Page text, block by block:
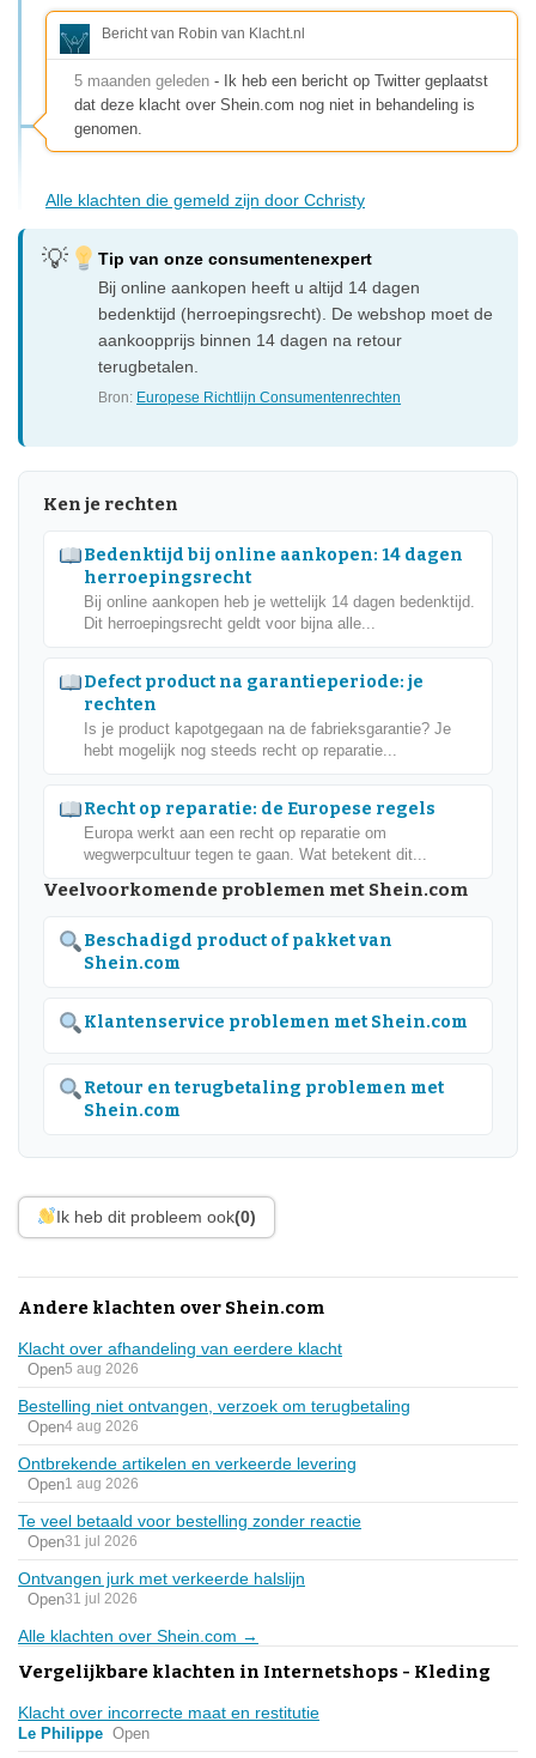
Bericht van Robin van Klacht.nl
5 maanden geleden - Ik heb een bericht op Twitter geplaatst
dat deze klacht over Shein.com nog niet in behandeling is
genomen.
Alle klachten die gemeld zijn door Cchristy
Tip van onze consumentenexpert
Bij online aankopen heeft u altijd 14 dagen
bedenktijd (herroepingsrecht). De webshop moet de
aankoopprijs binnen 14 dagen na retour
terugbetalen.
Bron: Europese Richtlijn Consumentenrechten
Ken je rechten
Bedenktijd bij online aankopen: 14 dagen
herroepingsrecht
Bij online aankopen heb je wettelijk 14 dagen bedenktijd.
Dit herroepingsrecht geldt voor bijna alle...
Defect product na garantieperiode: je
rechten
Is je product kapotgegaan na de fabrieksgarantie? Je
hebt mogelijk nog steeds recht op reparatie...
Recht op reparatie: de Europese regels
Europa werkt aan een recht op reparatie om
wegwerpcultuur tegen te gaan. Wat betekent dit...
Veelvoorkomende problemen met Shein.com
Beschadigd product of pakket van
Shein.com
Klantenservice problemen met Shein.com
Retour en terugbetaling problemen met
Shein.com
Ik heb dit probleem ook(0)
Andere klachten over Shein.com
Klacht over afhandeling van eerdere klacht
Open5 aug 2026
Bestelling niet ontvangen, verzoek om terugbetaling
Open4 aug 2026
Ontbrekende artikelen en verkeerde levering
Open1 aug 2026
Te veel betaald voor bestelling zonder reactie
Open31 jul 2026
Ontvangen jurk met verkeerde halslijn
Open31 jul 2026
Alle klachten over Shein.com →
Vergelijkbare klachten in Internetshops - Kleding
Klacht over incorrecte maat en restitutie
Le Philippe Open